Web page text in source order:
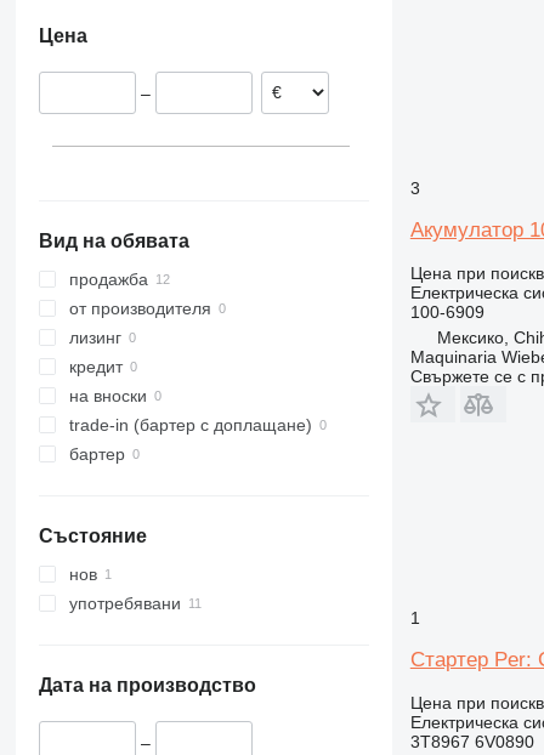
962K
962M
966G
966H
972G
972H
980
980C
988H
988K
C18
DE
D series
D6
D7
D8
D9
D10
D11
IT
IT14G
IT28F
IT28G
Германия
Цена
–
Вид на обявата
продажба
от производителя
лизинг
кредит
на вноски
trade-in (бартер с доплащане)
бартер
Състояние
нов
употребявани
Дата на производство
–
3
Акумулатор
Цена при
Електрическа
100-6909
Мексико,
Maquinaria
Свържете се с
1
Стартер Per:
Цена при
Електрическа
3T8967 6V0890